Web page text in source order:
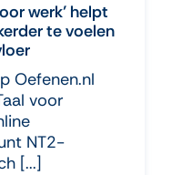
werk’ helpt
te voelen
Oefenen.nl
voor
NT2-
[...]